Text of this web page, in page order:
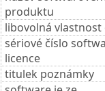
produktu
libovolná
sériové číslo
licence
titulek poznámky